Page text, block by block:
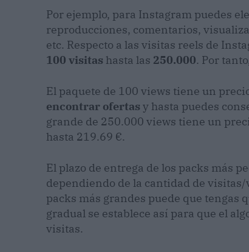
Por ejemplo, para Instagram puedes
reproducciones, comentarios,
etc. Respecto a las visitas reels de
100 visitas hasta las 250.000. Por
El paquete de 100 views tiene un
encontrar ofertas y hasta puedes
grande de 250.000 views tiene un
hasta 219.69 €.
El plazo de entrega de los packs más
dependiendo de la cantidad de
packs más grandes puede que tengas
gradual se establece así para que el
visitas.